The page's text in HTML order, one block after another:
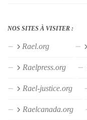
NOS SITES À VISITER :
Rael.org
Raelpress.org
Rael-justice.org
Raelcanada.org